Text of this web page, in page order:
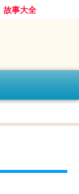
故事大全